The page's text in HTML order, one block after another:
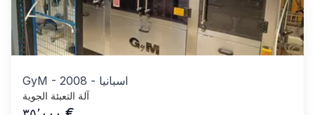
GyM - 2008 - اسبانيا
آلة التعبئة الجوية